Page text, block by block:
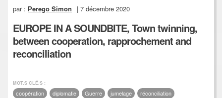
par : Perego Simon | 7 décembre 2020
EUROPE IN A SOUNDBITE, Town twinning,
between cooperation, rapprochement and
reconciliation
MOT.S CLÉ.S :
coopération diplomatie Guerre jumelage réconciliation